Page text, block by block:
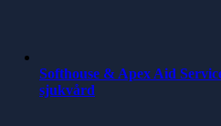
Softhouse & Apex Aid
sjukvård